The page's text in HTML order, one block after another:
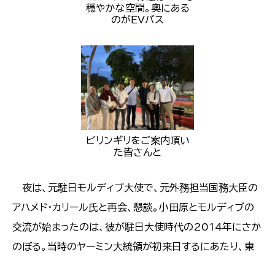
穏やかな空間。奥にある
のがＥVバス
ビリンギリをご案内頂い
た皆さんと
​​​​​​​ 夜は、元駐日モルディブ大使で、元外務担当国務大臣の
アハメド・カリール氏と再会、懇談。小田原とモルディブの
交流が始まったのは、彼が駐日大使時代の2014年にさか
のぼる。当時のヤーミン大統領が初来日するにあたり、東